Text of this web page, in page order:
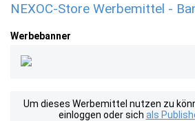
NEXOC-Store Werbemittel -
Werbebanner
Um dieses Werbemittel nutzen zu
einloggen oder sich als